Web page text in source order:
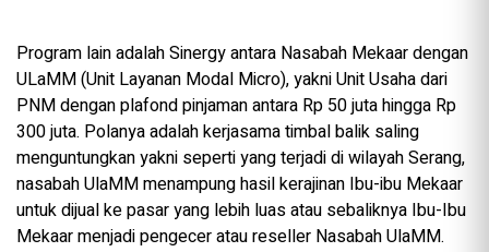
Program lain adalah Sinergy antara Nasabah Mekaar dengan
ULaMM (Unit Layanan Modal Micro), yakni Unit Usaha dari
PNM dengan plafond pinjaman antara Rp 50 juta hingga Rp
300 juta. Polanya adalah kerjasama timbal balik saling
menguntungkan yakni seperti yang terjadi di wilayah Serang,
nasabah UlaMM menampung hasil kerajinan Ibu-ibu Mekaar
untuk dijual ke pasar yang lebih luas atau sebaliknya Ibu-Ibu
Mekaar menjadi pengecer atau reseller Nasabah UlaMM.